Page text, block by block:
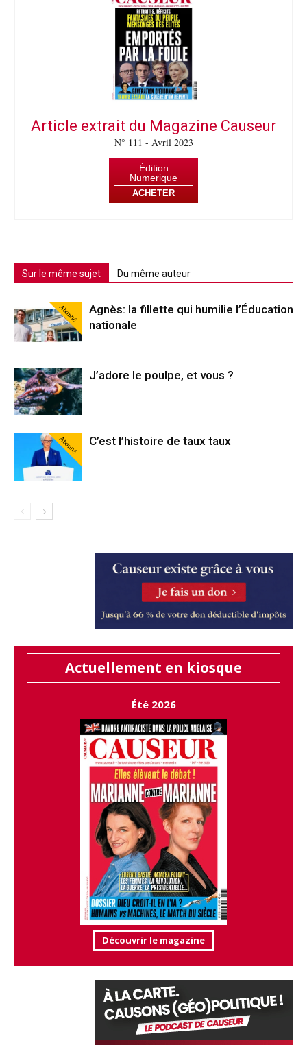
Article extrait du Magazine Causeur
N° 111 - Avril 2023
Édition
Numerique
ACHETER
Sur le même sujet Du même auteur
Abonné
Agnès: la fillette qui humilie l’Éducation
nationale
J’adore le poulpe, et vous ?
Abonné C’est l’histoire de taux taux
Actuellement en kiosque
Été 2026
Découvrir le magazine